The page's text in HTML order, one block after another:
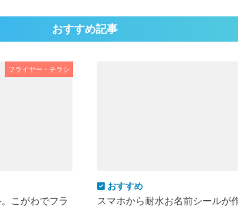
おすすめ記事
フライヤー・チラシ
こがわでフラ
おすすめ
スマホから耐水お名前シールが